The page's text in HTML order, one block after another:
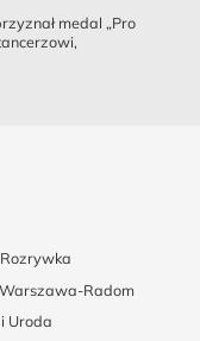
medal „Pro
Radom
Uroda